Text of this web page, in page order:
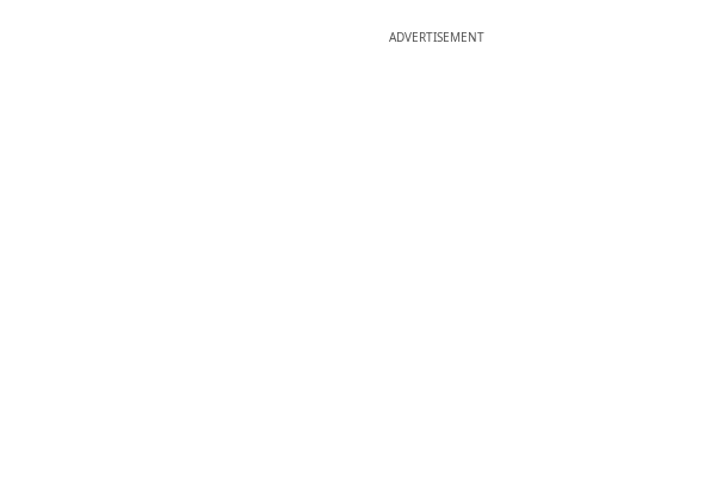
ADVERTISEMENT